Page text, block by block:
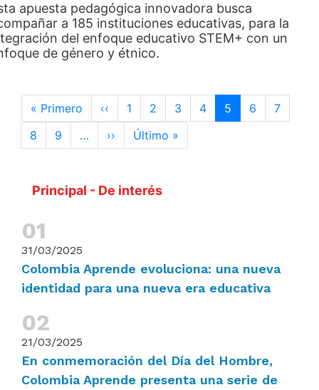
apuesta pedagógica innovadora busca
a 185 instituciones educativas, para la
del enfoque educativo STEM+ con un
de género y étnico.
Paginación
« Primero Primera página
‹‹ Página anterior
1 2 3 4 5 6
7
8
9 … ›› Siguiente página
Último »
Principal - De interés
31/03/2025
Colombia Aprende evoluciona: una nueva
identidad para una nueva era educativa
21/03/2025
En conmemoración del Día del Hombre,
Colombia Aprende presenta una serie de